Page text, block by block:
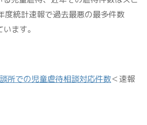
度統計速報で過去最悪の最多件数
ます。
所での児童虐待相談対応件数＜速報